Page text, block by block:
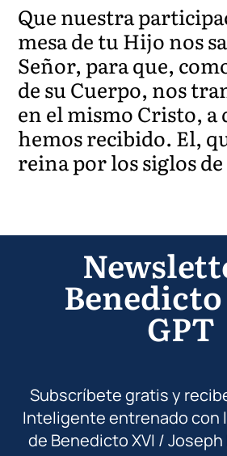
Que nuestra
mesa de tu Hijo nos
Señor, para que,
de su Cuerpo, nos
en el mismo Cristo, a
hemos recibido. El,
reina por los siglos
GPT
Subscríbete gratis y
Inteligente entrenado con
de Benedicto XVI /